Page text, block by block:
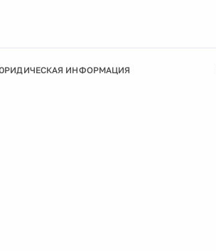
ИНФОРМАЦИЯ